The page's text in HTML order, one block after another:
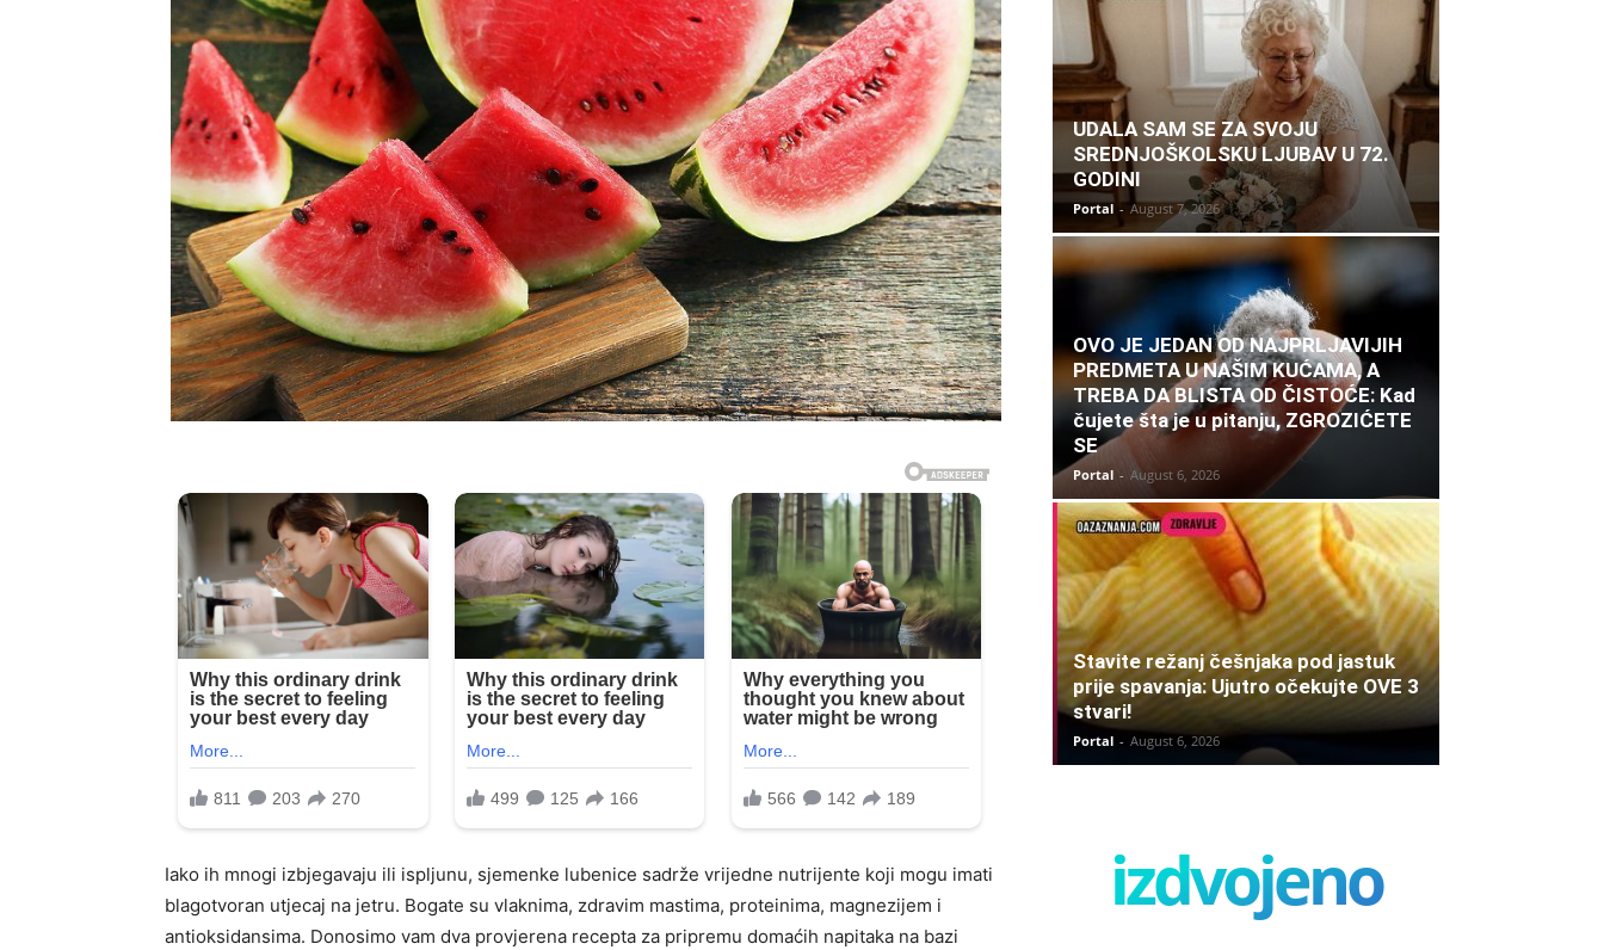
Iako ih mnogi izbjegavaju ili ispljunu, sjemenke lubenice sadrže vrijedne nutrijente koji mogu imati
blagotvoran utjecaj na jetru. Bogate su vlaknima, zdravim mastima, proteinima, magnezijem i
antioksidansima. Donosimo vam dva provjerena recepta za pripremu domaćih napitaka na bazi
UDALA SAM SE ZA SVOJU
SREDNJOŠKOLSKU LJUBAV U 72.
GODINI
Portal - August 7, 2026
OVO JE JEDAN OD NAJPRLJAVIJIH
PREDMETA U NAŠIM KUĆAMA, A
TREBA DA BLISTA OD ČISTOĆE: Kad
čujete šta je u pitanju, ZGROZIĆETE
SE
Portal - August 6, 2026
Stavite režanj češnjaka pod jastuk
prije spavanja: Ujutro očekujte OVE 3
stvari!
Portal - August 6, 2026
izdvojeno